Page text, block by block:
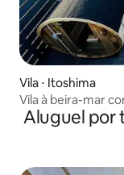
Vila ⋅ Itoshima
Vila à beira-mar
Rooms Itoshima
Aluguel por